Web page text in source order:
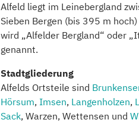
Alfeld liegt im Leinebergland
Sieben Bergen (bis 395 m
wird „Alfelder Bergland“ oder
genannt.
Stadtgliederung
Alfelds Ortsteile sind
Hörsum, Imsen, Langenholzen,
Sack, Warzen, Wettensen und